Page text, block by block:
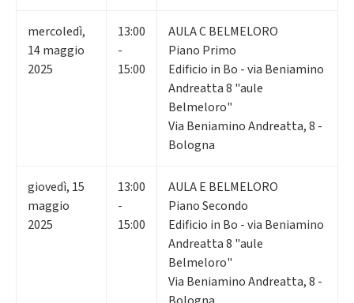
mercoledì,
14maggio
2025
13:00
-
15:00
AULA C BELMELORO
Piano Primo
Edificio in Bo - via Beniamino
Andreatta 8 "aule
Belmeloro"
Via Beniamino Andreatta, 8 -
Bologna
giovedì, 15
maggio
2025
13:00
-
15:00
AULA E BELMELORO
Piano Secondo
Edificio in Bo - via Beniamino
Andreatta 8 "aule
Belmeloro"
Via Beniamino Andreatta, 8 -